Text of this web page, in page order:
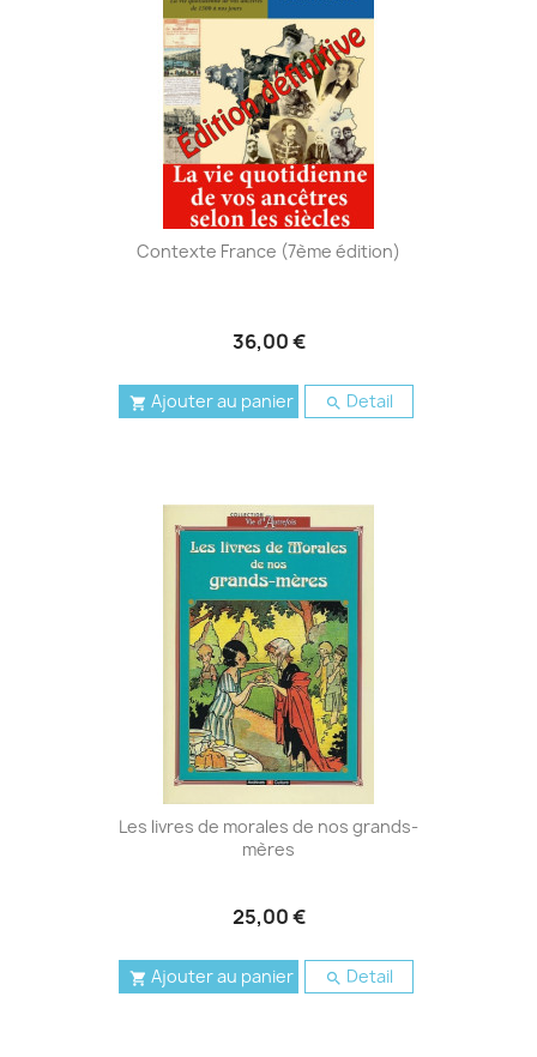
Contexte France (7ème édition)
36,00 €
 Ajouter au panier  Detail
Les livres de morales de nos grands-
mères
25,00 €
 Ajouter au panier  Detail